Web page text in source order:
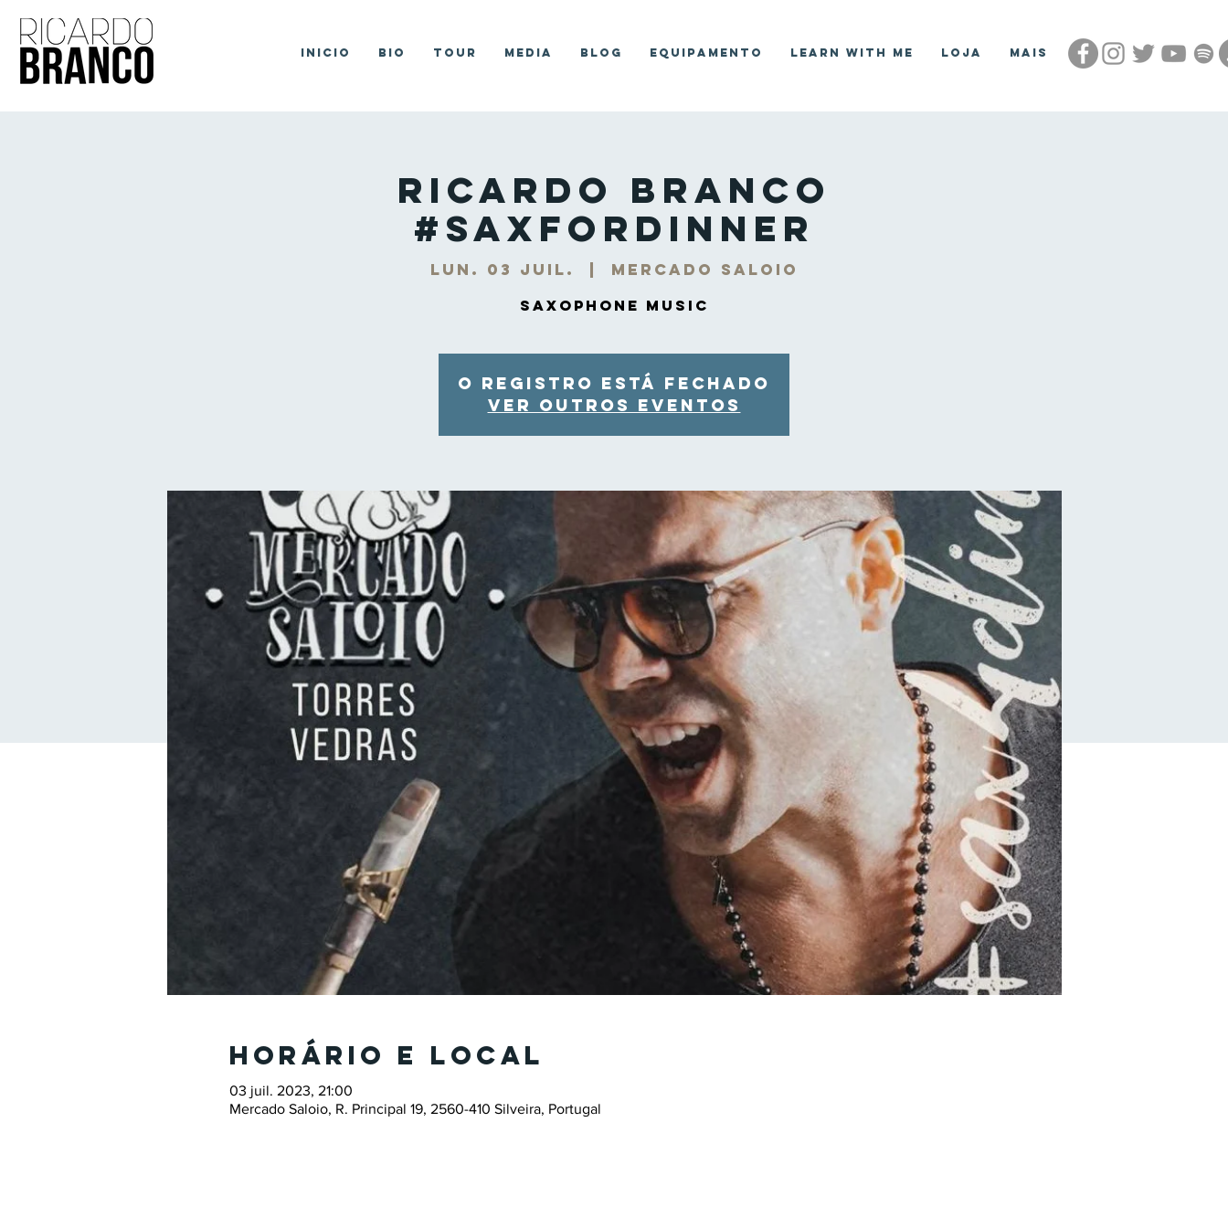
Inicio Bio Tour Media Blog Equipamento Learn With Me Loja Mais
Ricardo Branco
#SaxForDinner
lun. 03 juil. Mercado Saloio
Saxophone Music
O registro está fechado
Ver outros eventos
Horário e local
03 juil. 2023, 21:00
Mercado Saloio, R. Principal 19, 2560-410 Silveira, Portugal